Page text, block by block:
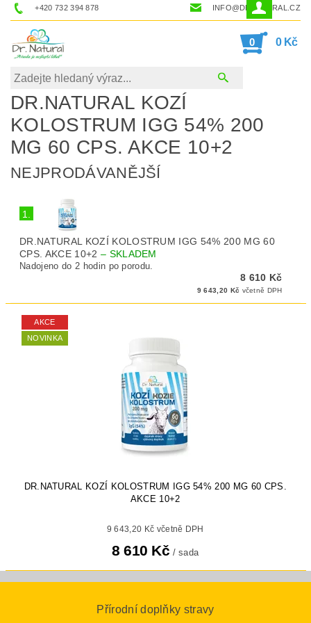
+420 732 394 878 INFO@DRNATURAL.CZ
0 0 Kč
DR.NATURAL KOZÍ
KOLOSTRUM IGG 54% 200
MG 60 CPS. AKCE 10+2
NEJPRODÁVANĚJŠÍ
1.
DR.NATURAL KOZÍ KOLOSTRUM IGG 54% 200 MG 60
CPS. AKCE 10+2 – SKLADEM
Nadojeno do 2 hodin po porodu.
8 610 Kč
9 643,20 Kč včetně DPH
AKCE
NOVINKA
DR.NATURAL KOZÍ KOLOSTRUM IGG 54% 200 MG 60 CPS.
AKCE 10+2
9 643,20 Kč včetně DPH
8 610 Kč / sada
Přírodní doplňky stravy